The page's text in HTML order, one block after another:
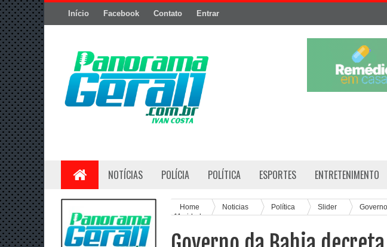
Início Facebook Contato Entrar
NOTÍCIAS POLÍCIA POLÍTICA ESPORTES ENTRETENIMENTO
Home Noticias Política Slider
11 cidades